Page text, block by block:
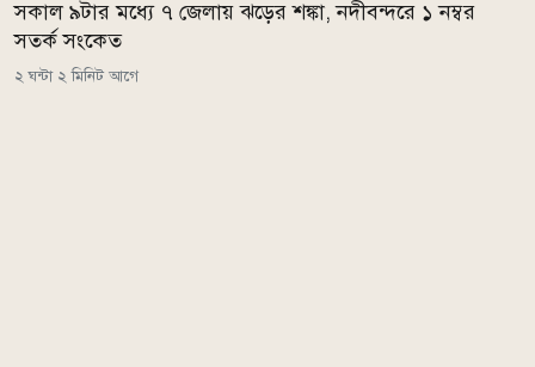
সকাল ৯টার মধ্যে ৭ জেলায় ঝড়ের শঙ্কা, নদীবন্দরে ১ নম্বর
সতর্ক সংকেত
২ ঘন্টা ২ মিনিট আগে